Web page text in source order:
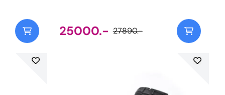
senkesett i
T5 og T6
T30-
kjøredynamikk og økt holdbarhet. Inkluderer alle
nødvendige komponenter (se leveringsomfang)
pluss variabel høydejustering på bakakselen med
og forsterkede Bilstein B6 Comfort-støtdemperne,
til å redusere krenging sammenlignet med
25000.- 27890.-